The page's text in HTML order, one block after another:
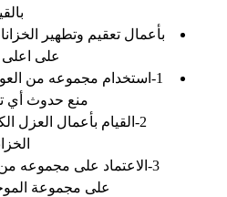
بأعمال تعقيم وتطهير
على
1-استخدام مجموعه من
منع حدوث أي
2-القيام بأعمال العزل
3-الاعتماد على مجموعه من
على مجموعة